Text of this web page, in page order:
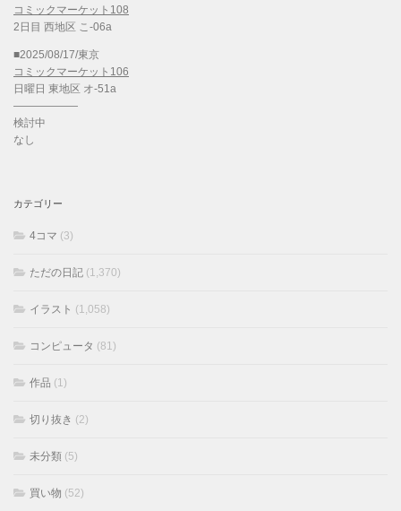
コミックマーケット108
2日目 西地区 こ-06a
■2025/08/17/東京
コミックマーケット106
日曜日 東地区 オ-51a
——————
検討中
なし
カテゴリー
4コマ (3)
ただの日記 (1,370)
イラスト (1,058)
コンピュータ (81)
作品 (1)
切り抜き (2)
未分類 (5)
買い物 (52)